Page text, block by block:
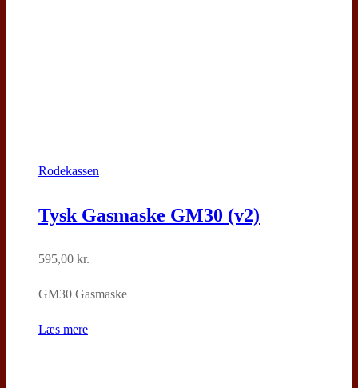
Rodekassen
Tysk Gasmaske GM30 (v2)
595,00 kr.
GM30 Gasmaske
Læs mere